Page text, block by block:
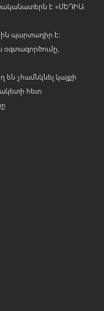
է «ՄԵԴԻԱ
պարտադիր է:
չհամնկնել կայքի
հետ: